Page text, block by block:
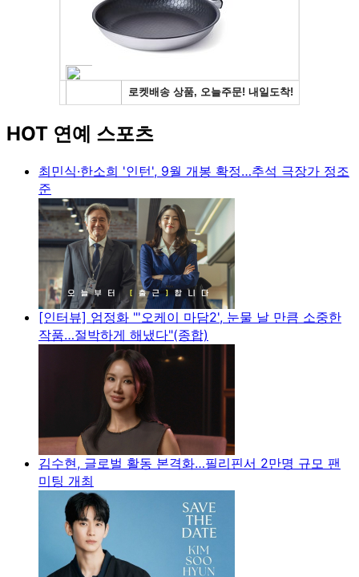
HOT 연예 스포츠
최민식·한소희 '인턴', 9월 개봉 확정…추석 극장가 정조
준
[인터뷰] 엄정화 "'오케이 마담2', 눈물 날 만큼 소중한
작품…절박하게 해냈다"(종합)
김수현, 글로벌 활동 본격화…필리핀서 2만명 규모 팬
미팅 개최